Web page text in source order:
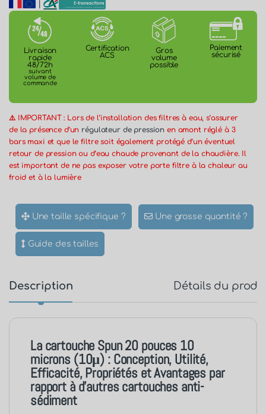
Livraison
rapide
48/72h
suivant
volume de
commande
Certification
ACS
Gros
volume
possible
Paiement
sécurisé
⚠️ IMPORTANT : Lors de l’installation des filtres à eau, s’assurer
de la présence d’un régulateur de pression en amont réglé à 3
bars maxi et que le filtre soit également protégé d’un éventuel
retour de pression ou d’eau chaude provenant de la chaudière. Il
est important de ne pas exposer votre porte filtre à la chaleur au
froid et à la lumière
Une taille spécifique ? Une grosse quantité ?
Guide des tailles
Description Détails du
La cartouche Spun 20 pouces 10
microns (10μ) : Conception, Utilité,
Efficacité, Propriétés et Avantages par
rapport à d’autres cartouches anti-
sédiment